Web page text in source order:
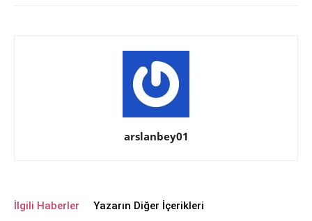
arslanbey01
İlgili Haberler Yazarın Diğer İçerikleri